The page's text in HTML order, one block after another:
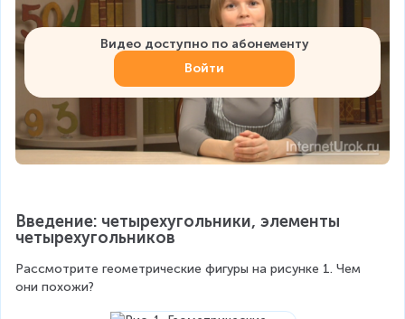
Видео доступно по абонементу
Войти
Введение: четырехугольники, элементы
четырехугольников
Рассмотрите геометрические фигуры на рисунке 1. Чем
они похожи?